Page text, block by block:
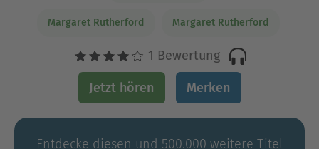
Margaret Rutherford Margaret Rutherford
1 Bewertung
Jetzt hören Merken
Entdecke diesen und 500.000 weitere Titel